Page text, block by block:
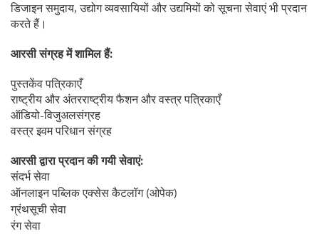
डिजाइन समुदाय, उद्योग व्यवसायियों और उद्यमियों को सूचना सेवाएं भी प्रदान
करते हैं।
आरसी संग्रह में शामिल हैं:
पुस्तकेंव पत्रिकाएँ
राष्ट्रीय और अंतरराष्ट्रीय फैशन और वस्त्र पत्रिकाएँ
ऑडियो-विजुअलसंग्रह
वस्त्र इवम परिधान संग्रह
आरसी द्वारा प्रदान की गयी सेवाएं:
संदर्भ सेवा
ऑनलाइन पब्लिक एक्सेस कैटलॉग (ओपेक)
ग्रंथसूची सेवा
रंग सेवा